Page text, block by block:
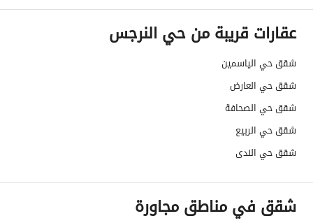
العقار ؟
مطابقة لكود البناء
السعودي
العقار مرهون
العقار مقيد
ملاحظات
-
عقارات قريبة من حي النرجس
شقق حي الياسمين
شقق حي العارض
شقق حي الصحافة
شقق حي الربيع
شقق حي الندى
شقق في مناطق مجاورة